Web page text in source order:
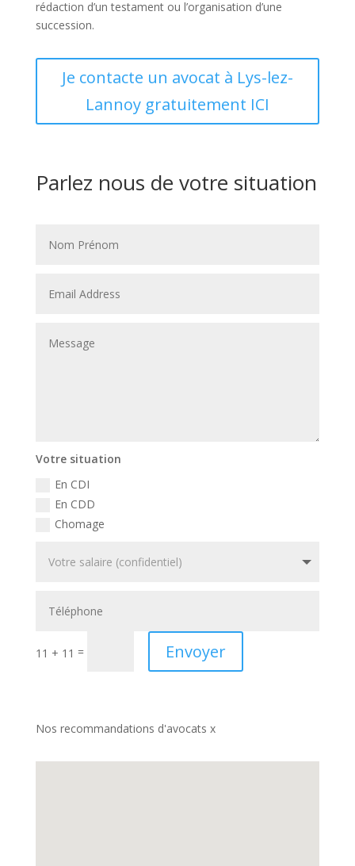
rédaction d’un testament ou l’organisation d’une
succession.
Je contacte un avocat à Lys-lez-
Lannoy gratuitement ICI
Parlez nous de votre situation
Votre situation
En CDI
En CDD
Chomage
11 + 11 = Envoyer
Nos recommandations d'avocats x